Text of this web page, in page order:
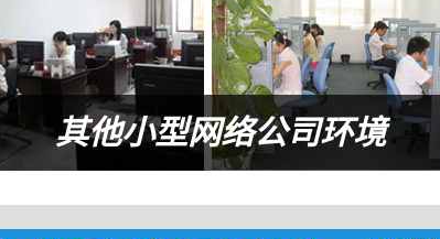
其他小型网络公司环境